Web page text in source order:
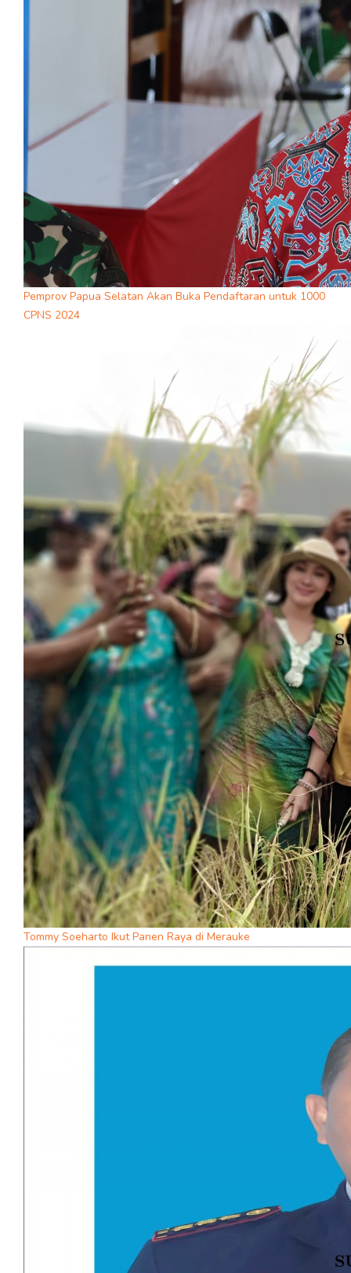
Pemprov Papua Selatan Akan Buka Pendaftaran untuk 1000
CPNS 2024
Tommy Soeharto Ikut Panen Raya di Merauke